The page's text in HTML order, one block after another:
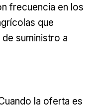
frecuencia en los
que
suministro a
la oferta es